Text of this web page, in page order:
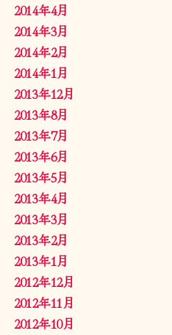
2014年4月
2014年3月
2014年2月
2014年1月
2013年12月
2013年8月
2013年7月
2013年6月
2013年5月
2013年4月
2013年3月
2013年2月
2013年1月
2012年12月
2012年11月
2012年10月